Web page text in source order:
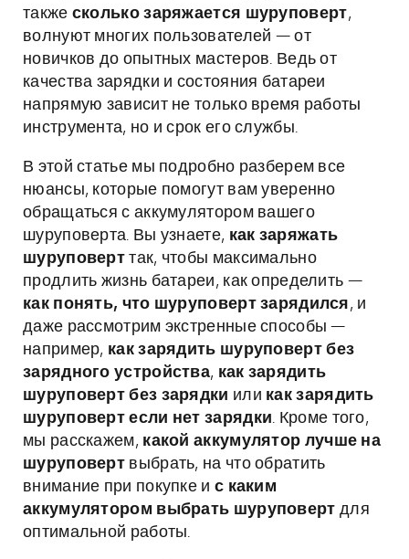
также сколько заряжается шуруповерт,
волнуют многих пользователей — от
новичков до опытных мастеров. Ведь от
качества зарядки и состояния батареи
напрямую зависит не только время работы
инструмента, но и срок его службы.
В этой статье мы подробно разберем все
нюансы, которые помогут вам уверенно
обращаться с аккумулятором вашего
шуруповерта. Вы узнаете, как заряжать
шуруповерт так, чтобы максимально
продлить жизнь батареи, как определить —
как понять, что шуруповерт зарядился, и
даже рассмотрим экстренные способы —
например, как зарядить шуруповерт без
зарядного устройства, как зарядить
шуруповерт без зарядки или как зарядить
шуруповерт если нет зарядки. Кроме того,
мы расскажем, какой аккумулятор лучше на
шуруповерт выбрать, на что обратить
внимание при покупке и с каким
аккумулятором выбрать шуруповерт для
оптимальной работы.